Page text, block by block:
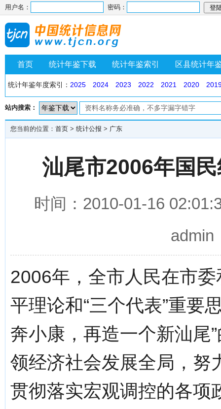
用户名： 密码：
首页 统计年鉴下载 统计年鉴索引 区县统计年
统计年鉴年度索引： 2025 2024 2023 2022 2021 2020
站内搜索：
您当前的位置： 首页 > 统计公报 > 广东
汕尾市2006年国
时间：2010-01-16
2006年，全市人民在市
平理论和“三个代表”重要
奔小康，再造一个新汕尾
领经济社会发展全局，努
贯彻落实宏观调控的各项